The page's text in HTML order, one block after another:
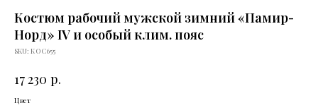
Костюм рабочий мужской зимний «Памир-
Норд» IV и особый клим. пояс
SKU: КОС655
17 230 р.
Цвет